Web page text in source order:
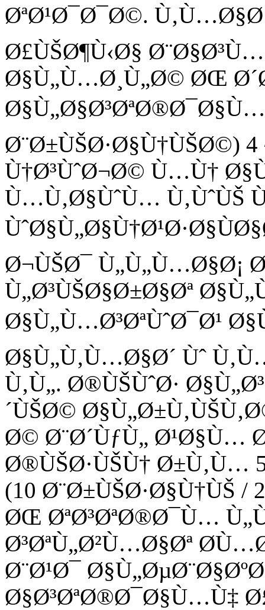
ØªØ¹Ø¯Ø¯Ø©.
Ø£ÙŠØ¶Ù‹Ø§
Ø§Ù„Ù…Ø¸Ù„Ø© ØŒ
Ø§Ù„Ø§Ø³ØªØ®Ø¯Ø§Ù…
Ø¨Ø±ÙŠØ·Ø§Ù†ÙŠØ©)
Ù†Ø³ÙˆØ¬Ø© Ù…Ù†
Ù…Ù‚Ø§ÙˆÙ… Ù‚ÙˆÙŠ
Ø¬ÙŠØ¯ Ù„Ù„Ù…Ø§Ø¡
Ù„Ø³ÙŠØ§Ø±Ø§Øª
Ø§Ù„Ù…Ø³ØªÙˆØ¯Ø¹
Ø§Ù„Ù‚Ù…Ø§Ø´ Ùˆ
Ù‚Ù„. Ø®ÙŠÙˆØ·
´ÙŠØ©
Ø© Ø¨Ø´ÙƒÙ„ Ø¹Ø§Ù…
Ø®ÙŠØ·ÙŠÙ† Ø±Ù‚Ù…
(10 Ø¨Ø±ÙŠØ·Ø§Ù†ÙŠ /
ØŒ ØªØ³ØªØ®Ø¯Ù…
Ø³ØªÙ„Ø²Ù…Ø§Øª
Ø¨Ø¹Ø¯
Ø§Ø³ØªØ®Ø¯Ø§Ù…Ù‡